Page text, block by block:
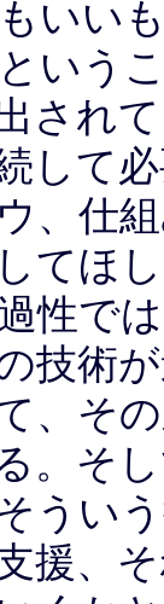
いい
いう
され
して
、仕
てほ
性で
技術
、そ
。そ
うい
援、